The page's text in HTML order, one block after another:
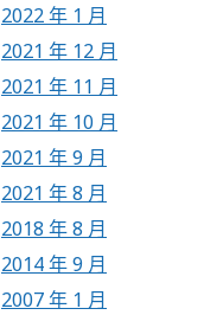
2022 年 1 月
2021 年 12 月
2021 年 11 月
2021 年 10 月
2021 年 9 月
2021 年 8 月
2018 年 8 月
2014 年 9 月
2007 年 1 月